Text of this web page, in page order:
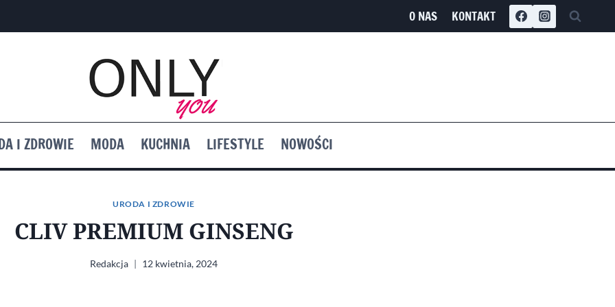
O NAS KONTAKT
I ZDROWIE MODA KUCHNIA LIFESTYLE NOWOŚCI
URODA I ZDROWIE
CLIV PREMIUM GINSENG
Redakcja 12 kwietnia, 2024